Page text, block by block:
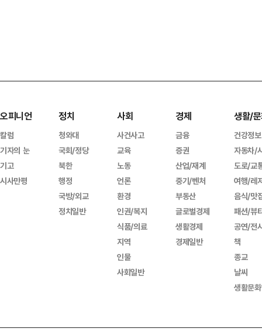
오피니언
칼럼
기자의 눈
기고
시사만평
정치
청와대
국회/정당
북한
행정
국방/외교
정치일반
사회
사건사고
교육
노동
언론
환경
인권/복지
식품/의료
지역
인물
사회일반
경제
금융
증권
산업/재계
중기/벤처
부동산
글로벌경제
생활경제
경제일반
생활/
건강정보
자동차/
도로/교
여행/레
음식/맛
패션/뷰
공연/전
책
종교
날씨
생활문